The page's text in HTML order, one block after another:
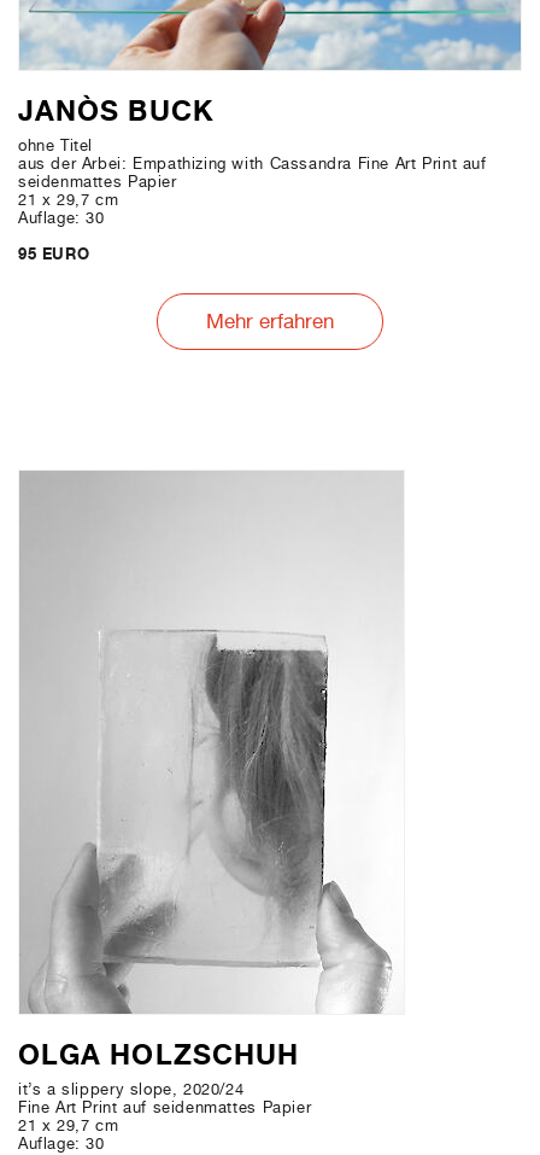
JANÒS BUCK
ohne Titel
aus der Arbei: Empathizing with Cassandra Fine Art Print auf
seidenmattes Papier
21 x 29,7 cm
Auflage: 30
95 EURO
Mehr erfahren
OLGA HOLZSCHUH
it’s a slippery slope, 2020/24
Fine Art Print auf seidenmattes Papier
21 x 29,7 cm
Auflage: 30